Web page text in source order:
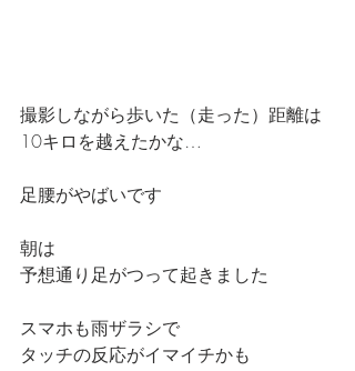
撮影しながら歩いた（走った）距離は
10キロを越えたかな…
足腰がやばいです
朝は
予想通り足がつって起きました
スマホも雨ザラシで
タッチの反応がイマイチかも